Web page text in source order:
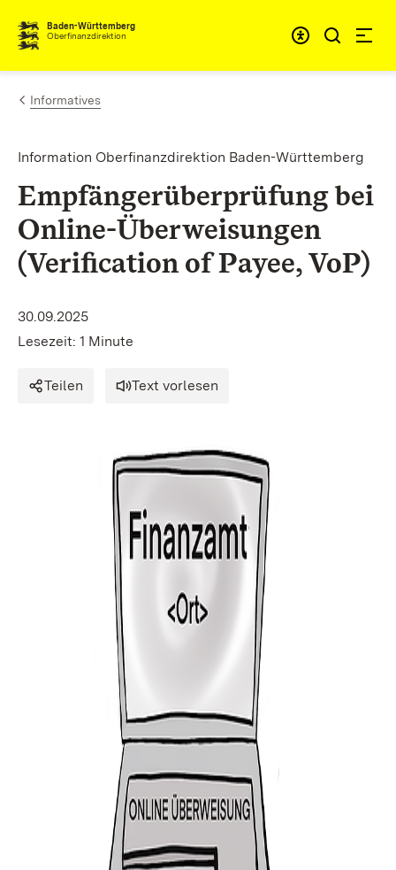
Zum Inhalt springen
Baden-Württemberg
Oberfinanzdirektion
Informatives
Information Oberfinanzdirektion Baden-Württemberg
Empfängerüberprüfung bei
Online-Überweisungen
(Verification of Payee, VoP)
30.09.2025
Lesezeit: 1 Minute
Teilen Text vorlesen